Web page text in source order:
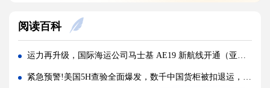
海运价格九连涨，外贸企业称一周一涨扛不住!
警报!美国海关连发四道“封杀令”，你的货还能顺利进美国吗?
百运网邀您来上海双年展逛展领钱啦！
阅读百科
运力再升级，国际海运公司马士基 AE19 新航线开通（亚欧贸易迎来新利好）
紧急预警!美国5H查验全面爆发，数千中国货柜被扣退运，跨境卖家如何破局？